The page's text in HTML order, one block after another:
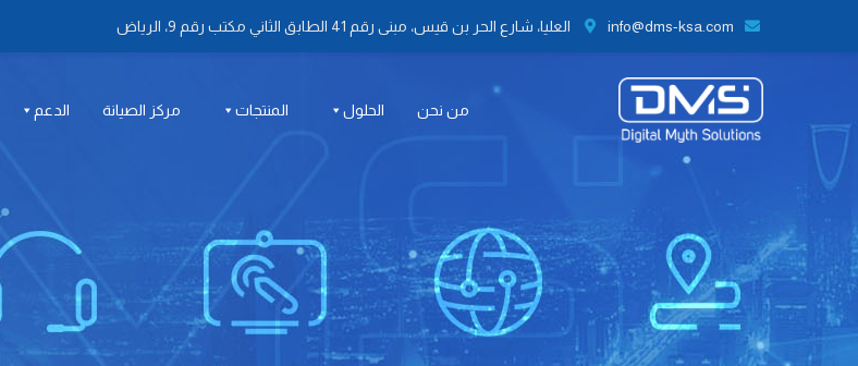
info@dms-ksa.com العليا، شارع الحر بن قيس، مبنى رقم 41 الطابق الثاني مكتب رقم 9، الرياض
من نحن الحلول المنتجات مركز الصيانة الدعم